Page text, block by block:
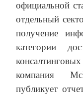
официальной
отдельный
получение
категории
компания
публикует